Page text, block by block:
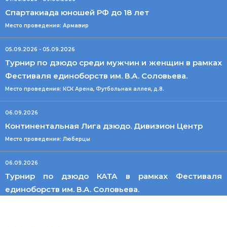
Спартакиада юношей РФ до 18 лет
Место проведения: Армавир
05.09.2026 - 05.09.2026
Турнир по дзюдо среди мужчин и женщин в рамках
Фестиваля единоборств им. В.А. Соловьева.
Место проведения: КСК Арена, Футбольная аллея, д.8.
06.09.2026
Континентальная Лига дзюдо. Дивизион Центр
Место проведения: Люберцы
06.09.2026
Турнир по дзюдо КАТА в рамках Фестиваля
единоборств им. В.А. Соловьева.